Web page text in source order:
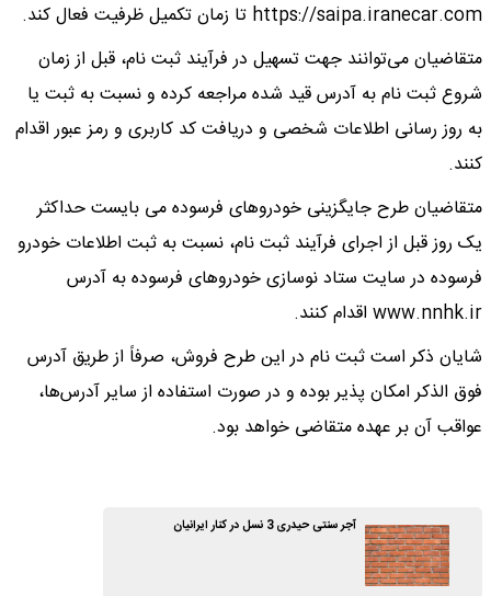
https://saipa.iranecar.com تا زمان تکمیل ظرفیت فعال کند.
متقاضیان می‌توانند جهت تسهیل در فرآیند ثبت نام، قبل از زمان
شروع ثبت نام به آدرس قید شده مراجعه کرده و نسبت به ثبت یا
به روز رسانی اطلاعات شخصی و دریافت کد کاربری و رمز عبور اقدام
کنند.
متقاضیان طرح جایگزینی خودروهای فرسوده می بایست حداکثر
یک روز قبل از اجرای فرآیند ثبت نام، نسبت به ثبت اطلاعات خودرو
فرسوده در سایت ستاد نوسازی خودروهای فرسوده به آدرس
www.nnhk.ir اقدام کنند.
شایان ذکر است ثبت نام در این طرح فروش، صرفاً از طریق آدرس
فوق الذکر امکان پذیر بوده و در صورت استفاده از سایر آدرس‌ها،
عواقب آن بر عهده متقاضی خواهد بود.
آجر سنتی حیدری 3 نسل در کنار ایرانیان